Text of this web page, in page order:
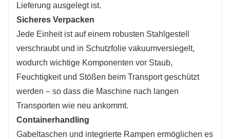
Lieferung ausgelegt ist.
Sicheres Verpacken
Jede Einheit ist auf einem robusten Stahlgestell
verschraubt und in Schutzfolie vakuumversiegelt,
wodurch wichtige Komponenten vor Staub,
Feuchtigkeit und Stößen beim Transport geschützt
werden – so dass die Maschine nach langen
Transporten wie neu ankommt.
Containerhandling
Gabeltaschen und integrierte Rampen ermöglichen es